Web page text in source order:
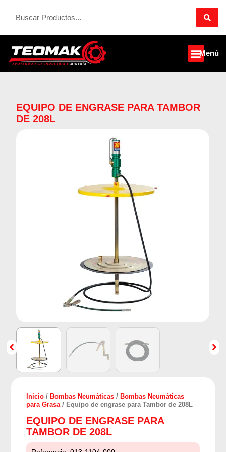
contenido
Search
...
Menú
EQUIPO DE ENGRASE PARA TAMBOR
DE 208L
Inicio /Bombas Neumáticas /Bombas Neumáticas
para Grasa / Equipo de engrase para Tambor de 208L
EQUIPO DE ENGRASE PARA
TAMBOR DE 208L